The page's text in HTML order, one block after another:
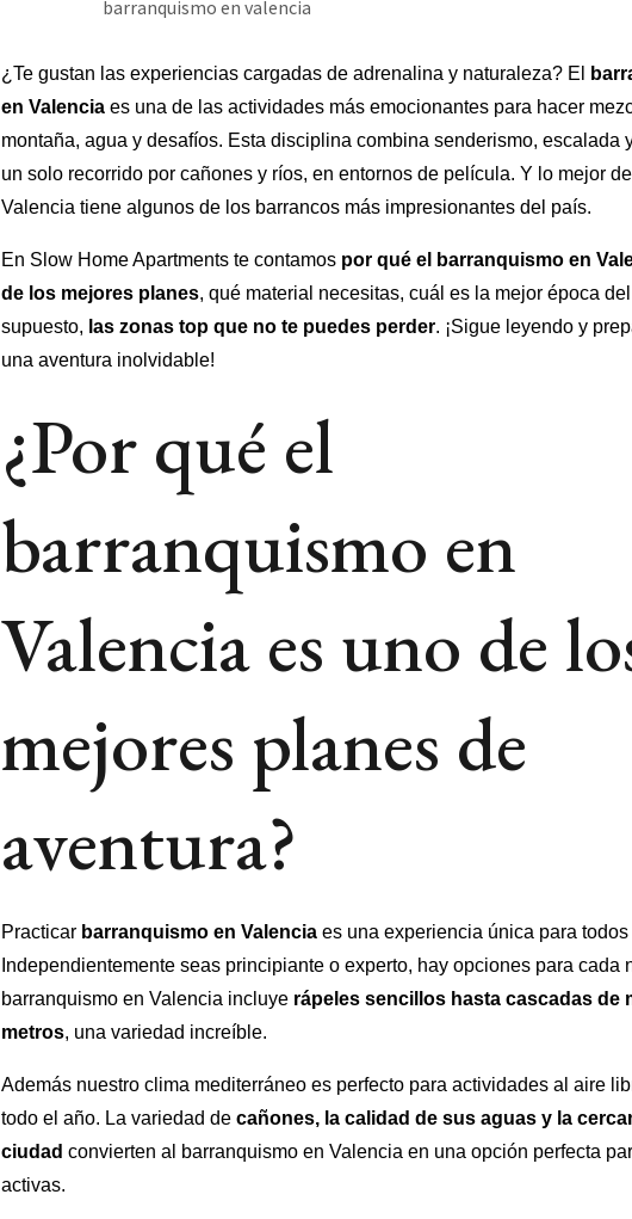
¿Te gustan las experiencias cargadas de adrenalina y naturaleza? El
en Valenciaes una de las actividades más emocionantes para hacer
montaña, agua y desafíos. Esta disciplina combina senderismo, escalada
un solo recorrido por cañones y ríos, en entornos de película. Y lo mejor
Valencia tiene algunos de los barrancos más impresionantes del país.
En Slow Home Apartments te contamos por qué el barranquismo en
de los mejores planes, qué material necesitas, cuál es la mejor época
supuesto, las zonas top que no te puedes perder. ¡Sigue leyendo y
una aventura inolvidable!
¿Por qué el
barranquismo en
Valencia es uno de
mejores planes de
aventura?
Practicar barranquismo en Valenciaes una experiencia única para
Independientemente seas principiante o experto, hay opciones para cada
barranquismo en Valencia incluye rápeles sencillos hasta cascadas de
metros, una variedad increíble.
Además nuestro clima mediterráneo es perfecto para actividades al aire
todo el año. La variedad de cañones, la calidad de sus aguas y la
ciudad convierten al barranquismo en Valencia en una opción perfecta
activas.